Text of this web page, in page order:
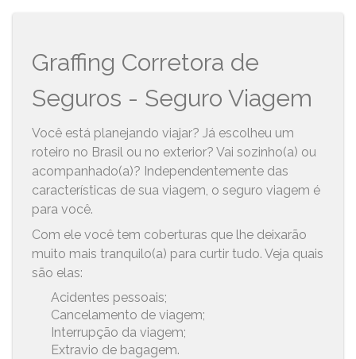
Graffing Corretora de
Seguros - Seguro Viagem
Você está planejando viajar? Já escolheu um
roteiro no Brasil ou no exterior? Vai sozinho(a) ou
acompanhado(a)? Independentemente das
características de sua viagem, o seguro viagem é
para você.
Com ele você tem coberturas que lhe deixarão
muito mais tranquilo(a) para curtir tudo. Veja quais
são elas:
Acidentes pessoais;
Cancelamento de viagem;
Interrupção da viagem;
Extravio de bagagem.